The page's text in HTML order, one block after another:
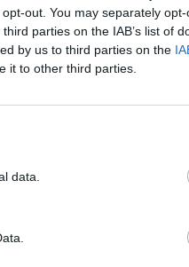
out. You may separately
parties on the IAB’s list of
by us to third parties on the
it to other third parties.
data.
se sejde
pro
je dobře
stala naším
hokejovým
ve kterém se
noční
ze sedmi
1991 a 1996.
Češi vypadli
na 1.
a zatím